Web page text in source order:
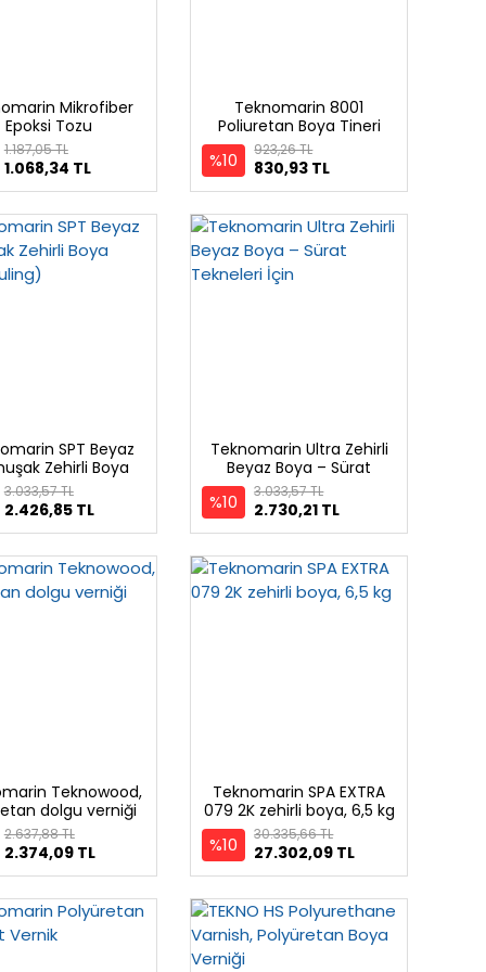
Mikrofiber
Epoksi Tozu
1.068,34 TL
1.187,05 TL
Teknomarin 8001
Poliuretan Boya Tineri
%10 830,93 TL
923,26 TL
SPT Beyaz
Zehirli Boya
(Antifouling)
2.426,85 TL
3.033,57 TL
Teknomarin Ultra Zehirli
Beyaz Boya – Sürat
Tekneleri İçin
%10 2.730,21 TL
3.033,57 TL
Teknowood,
dolgu verniği
2.374,09 TL
2.637,88 TL
Teknomarin SPA EXTRA
079 2K zehirli boya, 6,5 kg
%10 27.302,09 TL
30.335,66 TL